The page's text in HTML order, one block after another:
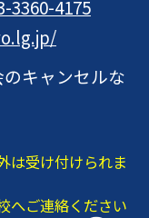
3360-4175
キャンセルな
は受け付けられま
へご連絡ください